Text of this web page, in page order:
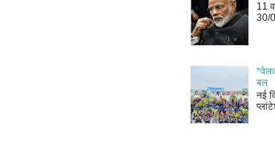
11
30/
बल
नई